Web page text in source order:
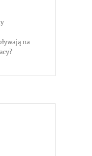
na